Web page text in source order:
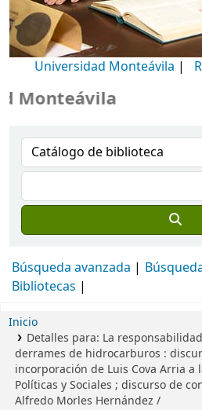
Universidad Monteávila |
Búsqueda avanzada
Bibliotecas
Inicio
Detalles para: La
derrames de hidrocarburos :
incorporación de Luis Cova Arria a
Políticas y Sociales ; discurso de
Alfredo Morles Hernández /